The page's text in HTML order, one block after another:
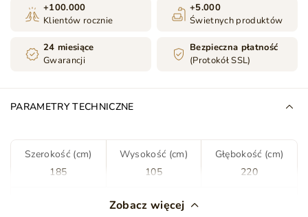
+100.000
Klientów rocznie
+5.000
Świetnych produktów
24 miesiące
Gwarancji
Bezpieczna płatność
(Protokół SSL)
PARAMETRY TECHNICZNE
Szerokość (cm)
185
Wysokość (cm)
105
Głębokość (cm)
220
Jasny szary
Zobacz więcej